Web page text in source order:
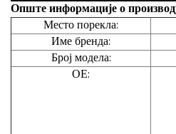
Опште информације о
Место порекла:
Име бренда:
Број модела:
ОЕ: